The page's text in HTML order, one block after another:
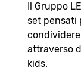
Il Gruppo
set pensati
attraverso
kids.